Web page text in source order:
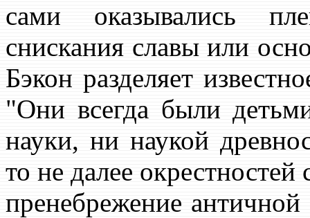
сами оказывались
снискания славы или
Бэкон разделяет
"Они всегда были
науки, ни наукой
то не далее
пренебрежение